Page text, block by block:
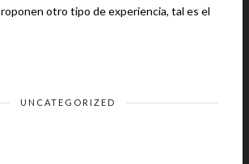
otro tipo de experiencia, tal es el
UNCATEGORIZED